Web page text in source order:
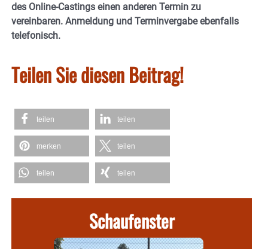
des Online-Castings einen anderen Termin zu
vereinbaren. Anmeldung und Terminvergabe ebenfalls
telefonisch.
Teilen Sie diesen Beitrag!
teilen teilen
merken teilen
teilen teilen
Schaufenster